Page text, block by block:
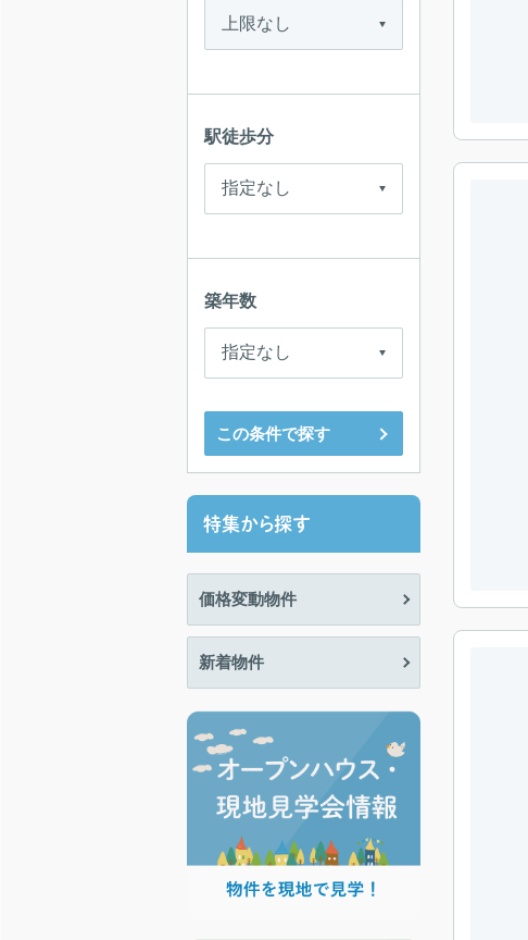
駅徒歩分
築年数
この条件で探す
特集から探す
価格変動物件
新着物件